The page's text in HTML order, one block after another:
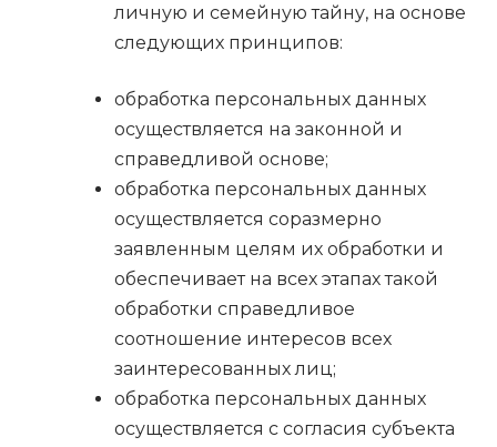
личную и семейную тайну, на основе
следующих принципов:
обработка персональных данных
осуществляется на законной и
справедливой основе;
обработка персональных данных
осуществляется соразмерно
заявленным целям их обработки и
обеспечивает на всех этапах такой
обработки справедливое
соотношение интересов всех
заинтересованных лиц;
обработка персональных данных
осуществляется с согласия субъекта